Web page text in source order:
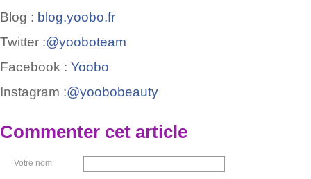
Blog : blog.yoobo.fr
Twitter :@yooboteam
Facebook : Yoobo
Instagram :@yoobobeauty
Commenter cet article
Votre nom